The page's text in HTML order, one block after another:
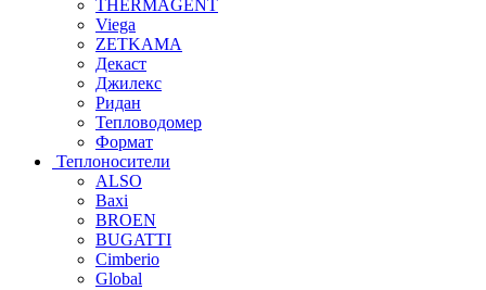
THERMAGENT
Viega
ZETKAMA
Декаст
Джилекс
Ридан
Тепловодомер
Формат
Теплоносители
ALSO
Baxi
BROEN
BUGATTI
Cimberio
Global